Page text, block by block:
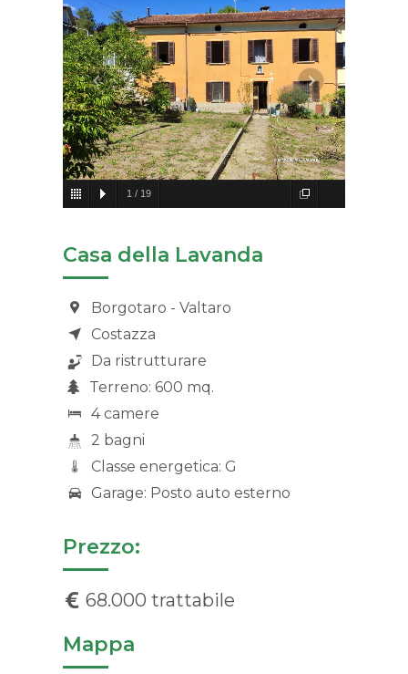
1 / 19
Casa della Lavanda
Borgotaro - Valtaro
Costazza
Da ristrutturare
Terreno: 600 mq.
4 camere
2 bagni
Classe energetica: G
Garage: Posto auto esterno
Prezzo:
68.000 trattabile
Mappa